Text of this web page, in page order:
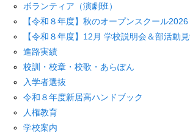
ボランティア（演劇班）
【令和８年度】秋のオープンスクール2026
【令和８年度】12月 学校説明会＆部活動
進路実績
校訓・校章・校歌・あらぽん
入学者選抜
令和８年度新居高ハンドブック
人権教育
学校案内